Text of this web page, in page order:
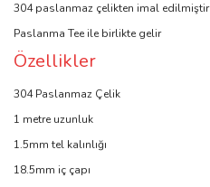
304 paslanmaz çelikten imal edilmiştir
Paslanma Tee ile birlikte gelir
Özellikler
304 Paslanmaz Çelik
1 metre uzunluk
1.5mm tel kalınlığı
18.5mm iç çapı